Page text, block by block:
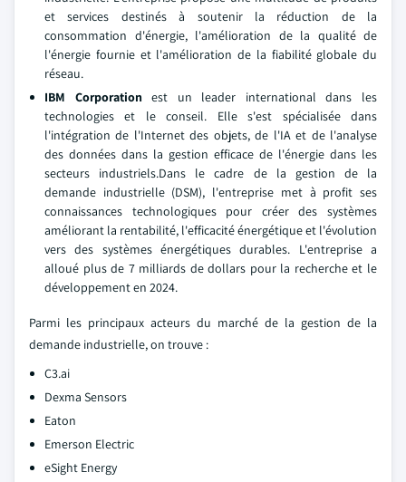
et services destinés à soutenir la réduction de la
consommation d'énergie, l'amélioration de la qualité de
l'énergie fournie et l'amélioration de la fiabilité globale du
réseau.
IBM Corporationest un leader international dans les
technologies et le conseil. Elle s'est spécialisée dans
l'intégration de l'Internet des objets, de l'IA et de l'analyse
des données dans la gestion efficace de l'énergie dans les
secteurs industriels.Dans le cadre de la gestion de la
demande industrielle (DSM), l'entreprise met à profit ses
connaissances technologiques pour créer des systèmes
améliorant la rentabilité, l'efficacité énergétique et l'évolution
vers des systèmes énergétiques durables. L'entreprise a
alloué plus de 7 milliards de dollars pour la recherche et le
développement en 2024.
Parmi les principaux acteurs du marché de la gestion de la
demande industrielle, on trouve :
C3.ai
Dexma Sensors
Eaton
Emerson Electric
eSight Energy